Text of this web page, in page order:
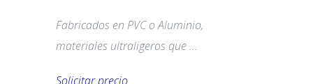
Fabricados en PVC o Aluminio,
materiales ultraligeros que ...
Solicitar precio